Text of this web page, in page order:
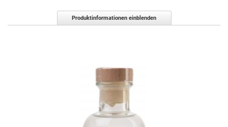
Produktinformationen einblenden